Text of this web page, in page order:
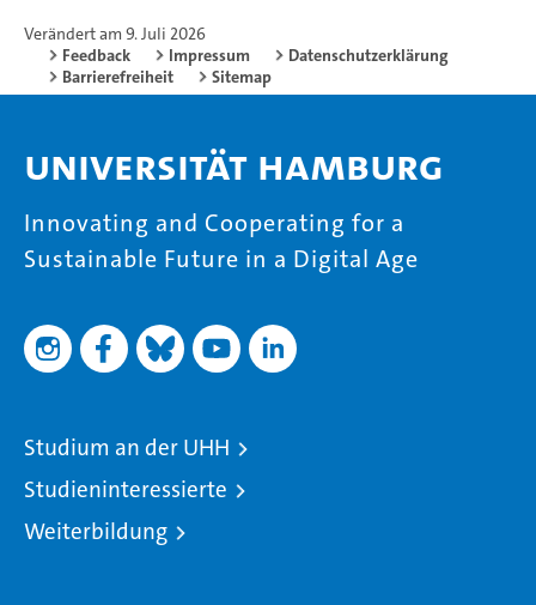
Verändert am 9. Juli 2026
Feedback
Impressum
Datenschutzerklärung
Barrierefreiheit
Sitemap
Universität Hamburg
Innovating and Cooperating for a
Sustainable Future in a Digital Age
Studium an der UHH
Studieninteressierte
Weiterbildung